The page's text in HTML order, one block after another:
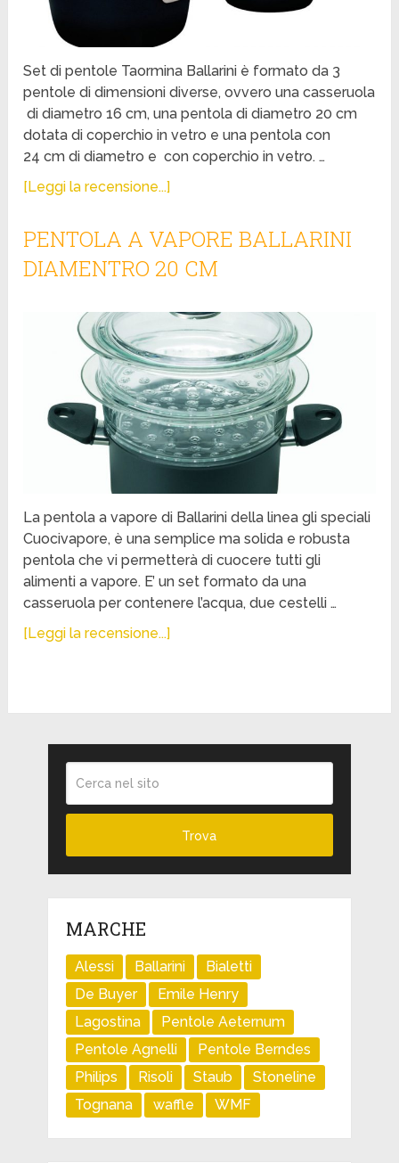
Set di pentole Taormina Ballarini è formato da 3
pentole di dimensioni diverse, ovvero una casseruola
di diametro 16 cm, una pentola di diametro 20 cm
dotata di coperchio in vetro e una pentola con
24 cm di diametro e con coperchio in vetro. …
[Leggi la recensione...]
PENTOLA A VAPORE BALLARINI
DIAMENTRO 20 CM
La pentola a vapore di Ballarini della linea gli speciali
Cuocivapore, è una semplice ma solida e robusta
pentola che vi permetterà di cuocere tutti gli
alimenti a vapore. E’ un set formato da una
casseruola per contenere l’acqua, due cestelli …
[Leggi la recensione...]
MARCHE
Alessi Ballarini
Bialetti
De Buyer
Emile Henry
Lagostina
Pentole Aeternum
Pentole Agnelli
Pentole Berndes
Philips
Risoli Staub
Stoneline
Tognana
waffle WMF